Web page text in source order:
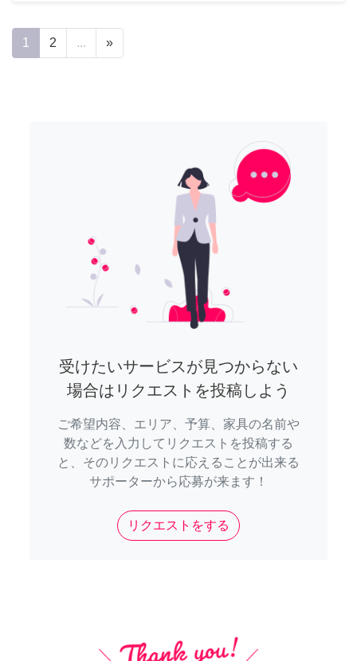
1 2 ... »
受けたいサービスが見つからない
場合はリクエストを投稿しよう
ご希望内容、エリア、予算、家具の名前や
数などを入力してリクエストを投稿する
と、そのリクエストに応えることが出来る
サポーターから応募が来ます！
リクエストをする